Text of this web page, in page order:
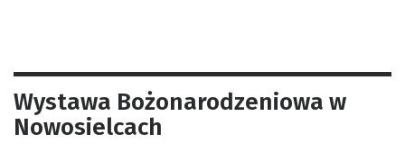
Wystawa Bożonarodzeniowa w
Nowosielcach